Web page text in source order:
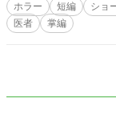
ホラー 短編 ショ
医者
掌編